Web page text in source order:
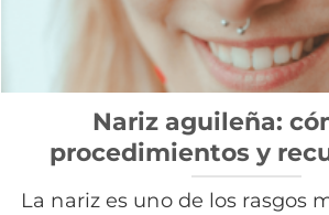
Nariz aguileña:
procedimientos y
La nariz es uno de los rasgos